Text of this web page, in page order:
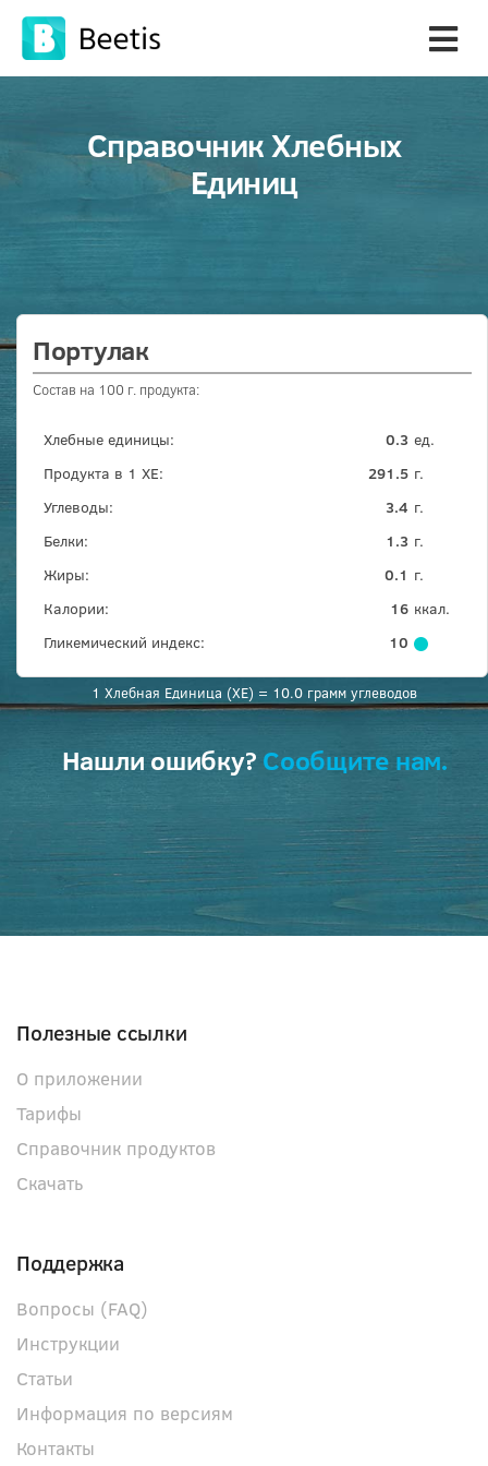
Справочник Хлебных
Единиц
Портулак
Состав на 100 г. продукта:
Хлебные единицы: ед.
0.3
Продукта в 1 ХЕ:
г.
291.5
Углеводы:
г.
3.4
Белки:
г.
1.3
Жиры:
г.
0.1
Калории:
ккал.
16
Гликемический индекс:
10
1 Хлебная Единица (ХЕ) = 10.0 грамм углеводов
Нашли ошибку?Сообщите нам.
Полезные ссылки
О приложении
Тарифы
Справочник продуктов
Скачать
Поддержка
Вопросы (FAQ)
Инструкции
Статьи
Информация по версиям
Контакты